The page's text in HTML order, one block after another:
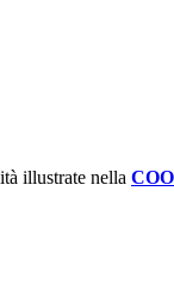
illustrate nella